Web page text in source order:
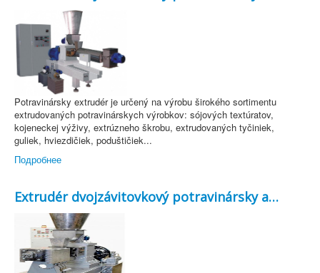
Služby
Zákazníci
Kontakty
Potravinársky extrudér je určený na výrobu širokého sortimentu
extrudovaných potravinárskych výrobkov: sójových textúratov,
kojeneckej výživy, extrúzneho škrobu, extrudovaných tyčiniek,
guliek, hviezdičiek, poduštičiek...
Подробнее
Extrudér dvojzávitovkový potravinársky a…